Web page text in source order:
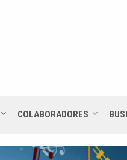
COLABORADORES